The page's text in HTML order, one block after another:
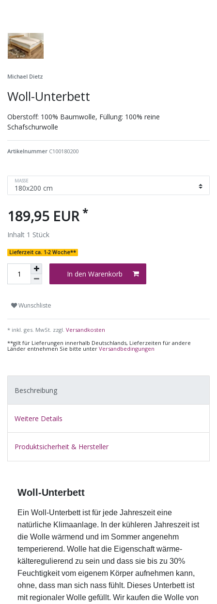
Michael Dietz
Woll-Unterbett
Oberstoff: 100% Baumwolle, Füllung: 100% reine
Schafschurwolle
Artikelnummer C100180200
MASSE
189,95 EUR *
Inhalt 1 Stück
Lieferzeit ca. 1-2 Woche**
In den Warenkorb
Wunschliste
* inkl. ges. MwSt. zzgl. Versandkosten
**gilt für Lieferungen innerhalb Deutschlands, Lieferzeiten für andere
Länder entnehmen Sie bitte unter Versandbedingungen
Beschreibung
Weitere Details
Produktsicherheit & Hersteller
Woll-Unterbett
Ein Woll-Unterbett ist für jede Jahreszeit eine
natürliche Klimaanlage. In der kühleren Jahreszeit ist
die Wolle wärmend und im Sommer angenehm
temperierend. Wolle hat die Eigenschaft wärme-
kälteregulierend zu sein und dass sie bis zu 30%
Feuchtigkeit vom eigenem Körper aufnehmen kann,
ohne, dass man sich nass fühlt. Dieses Unterbett ist
mit regionaler Wolle gefüllt. Wir kaufen die Wolle von